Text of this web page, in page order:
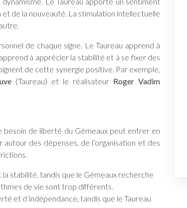
de la nouveauté. La stimulation intellectuelle
de chaque signe. Le Taureau apprend à
à apprécier la stabilité et à se fixer des
de cette synergie positive. Par exemple,
(Taureau) et le réalisateur Roger Vadim
besoin de liberté du Gémeaux peut entrer en
des dépenses, de l’organisation et des
stabilité, tandis que le Gémeaux recherche
de vie sont trop différents.
et d’indépendance, tandis que le Taureau